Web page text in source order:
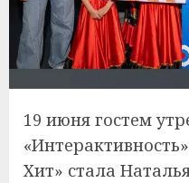
19 июня гостем
Хит» стала